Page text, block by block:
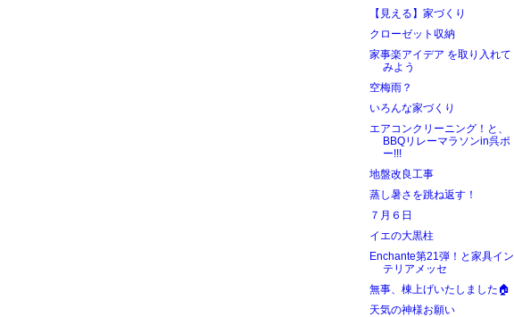
【見える】家づくり
クローゼット収納
家事楽アイデア を取り入れて
みよう
空梅雨？
いろんな家づくり
エアコンクリーニング！と、
BBQリレーマラソンin呉ポ
ー!!!
地盤改良工事
蒸し暑さを跳ね返す！
７月６日
イエの大黒柱
Enchante第21弾！と家具イン
テリアメッセ
無事、棟上げいたしました🏠
天気の神様お願い